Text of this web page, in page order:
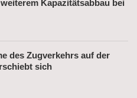
Kapazitätsabbau bei
des Zugverkehrs auf der
sich